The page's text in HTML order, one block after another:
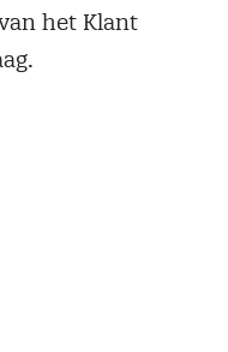
het Klant